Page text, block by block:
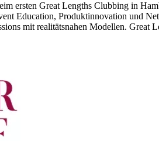
ersten Great Lengths Clubbing in
Education, Produktinnovation und
mit realitätsnahen Modellen. Great